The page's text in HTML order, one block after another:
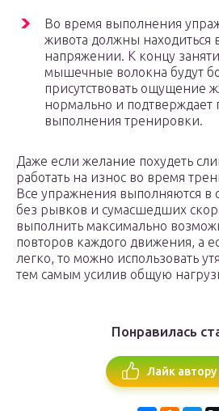
Во время выполнения
живота должны находиться
напряжении. К концу
мышечные волокна будут
присутствовать ощущение
нормально и подтверждает
выполнения тренировки.
Даже если желание похудеть
работать на износ во время
Все упражнения выполняются в
без рывков и сумасшедших
выполнить максимально
повторов каждого движения, а
легко, то можно использовать
тем самым усилив общую
Понравилась
Лайк автору